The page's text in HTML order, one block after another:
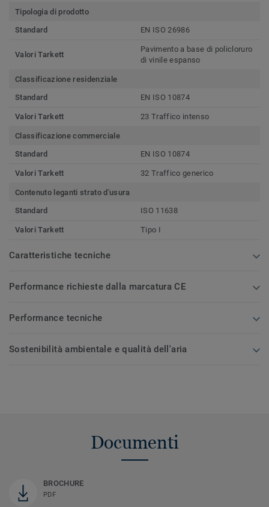
Tipologia di prodotto
Standard
EN ISO 26986
Valori Tarkett
Pavimento a base di policloruro
di vinile espanso
Classificazione residenziale
Standard
EN ISO 10874
Valori Tarkett 23 Traffico intenso
Classificazione commerciale
Standard
EN ISO 10874
Valori Tarkett 32 Traffico generico
Contenuto leganti strato d'usura
Standard
ISO 11638
Valori Tarkett Tipo I
Caratteristiche tecniche
Performance richieste dalla marcatura CE
Performance tecniche
Sostenibilità ambientale e qualità dell'aria
Documenti
BROCHURE
PDF